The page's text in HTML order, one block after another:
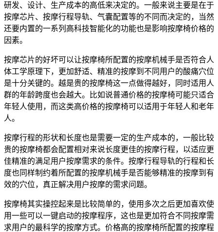
研发、设计、生产成本的高低来决定的。一般来说主要是在于
按摩芯片、按摩行程导轨、气囊配置等的不同而决定的，当然
还要内置的一系列高科技智能化的功能也是影响按摩椅价格的
因素。
按摩芯片的好坏可以让按摩椅所配置的按摩机械手是否符合人
体工学原理下，更加舒适、精准的按摩到不同用户的酸痛穴位
是十分关键的。越是贵的按摩椅这一点做得越好，同时适用人
群的年龄跨度也会越大。比如说普通价格的按摩椅可能只适合
年轻人使用，而这类高价格的按摩椅可以适用于年轻人和老年
人。
按摩行程的形状和长度也是需要一定的生产成本的，一般比较
贵的按摩椅都会配置相对来说长度更佳的按摩行程，以适应更
佳精准的满足用户按摩需求的条件。按摩行程导轨的行程和长
度也同样制约着所配置的按摩机械手是否能够精准的按摩到有
效的穴位，真正解决用户按摩的需求问题。
按摩椅其实操控起来是比较简单的，使用多次之后更加喜欢使
用一些可以一键启动的按摩程序，这也是更加符合不同按摩需
求用户的最科学的按摩方式。价格高的按摩椅所配置的按摩程